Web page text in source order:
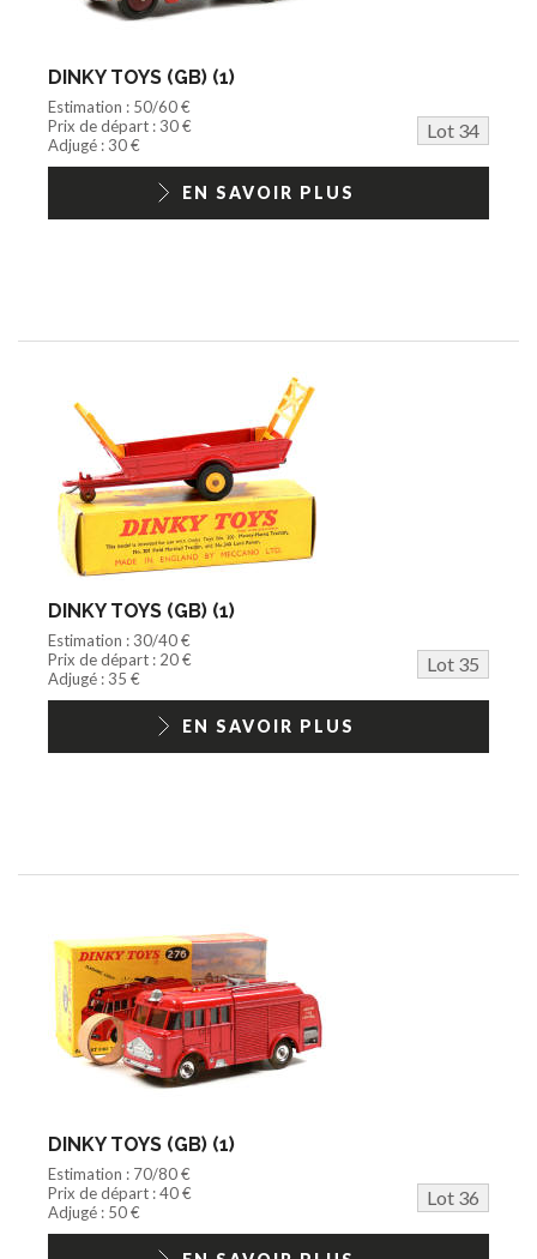
DINKY TOYS (GB) (1)
Estimation : 50/60 €
Prix de départ : 30 €
Lot 34
Adjugé : 30 €
EN SAVOIR PLUS
DINKY TOYS (GB) (1)
Estimation : 30/40 €
Prix de départ : 20 €
Lot 35
Adjugé : 35 €
EN SAVOIR PLUS
DINKY TOYS (GB) (1)
Estimation : 70/80 €
Prix de départ : 40 €
Lot 36
Adjugé : 50 €